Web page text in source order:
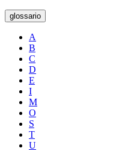
glossario
A
B
C
D
E
I
M
O
S
T
U